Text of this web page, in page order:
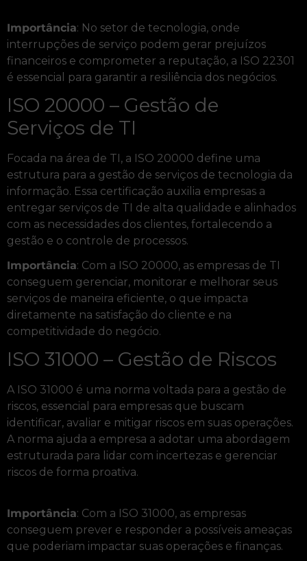
Importância: No setor de tecnologia, onde
interrupções de serviço podem gerar prejuízos
financeiros e comprometer a reputação, a ISO 22301
é essencial para garantir a resiliência dos negócios.
ISO 20000 – Gestão de
Serviços de TI
Focada na área de TI, a ISO 20000 define uma
estrutura para a gestão de serviços de tecnologia da
informação. Essa certificação auxilia empresas a
entregar serviços de TI de alta qualidade e alinhados
com as necessidades dos clientes, fortalecendo a
gestão e o controle de processos.
Importância: Com a ISO 20000, as empresas de TI
conseguem gerenciar, monitorar e melhorar seus
serviços de maneira eficiente, o que impacta
diretamente na satisfação do cliente e na
competitividade do negócio.
ISO 31000 – Gestão de Riscos
A ISO 31000 é uma norma voltada para a gestão de
riscos, essencial para empresas que buscam
identificar, avaliar e mitigar riscos em suas operações.
A norma ajuda a empresa a adotar uma abordagem
estruturada para lidar com incertezas e gerenciar
riscos de forma proativa.
Importância: Com a ISO 31000, as empresas
conseguem prever e responder a possíveis ameaças
que poderiam impactar suas operações e finanças.